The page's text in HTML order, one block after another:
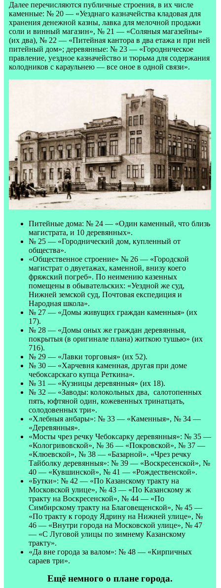
Далее перечисляются публичные строения, в их числе
каменные: № 20 — «Уезднаго казначейства кладовая для
хранения денежной казны, лавка для мелочной продажи
соли и винный магазин», № 21 — «Соляныя магазейны»
(их два), № 22 — «Питейная кантора в два етажа и при ней
питейный дом»; деревянные: № 23 — «Городническое
правление, уездное казначейство и тюрьма для содержания
колодников с караульнею — все оное в одной связи».
Питейные дома: № 24 — «Один каменный, что близь
магистрата, и 10 деревянных».
№ 25 — «Городнический дом, купленный от
общества».
«Общественное строение» № 26 — «Городской
магистрат о двуетажах, каменной, внизу коего
фряжский погреб». По неимению казенных
помещены в обывательских: «Уездной же суд,
Нижней земской суд, Почтовая експедиция и
Народная школа».
№ 27 — «Домы живущих граждан каменныя» (их
17).
№ 28 — «Домы оных же граждан деревянныя,
покрытыя (в оригинале плана) житкою тушью» (их
716).
№ 29 — «Лавки торговыя» (их 52).
№ 30 — «Харчевня каменная, другая при доме
чебоксарскаго купца Реткина».
№ 31 — «Кузницы деревянныя» (их 18).
№ 32 — «Заводы: колокольных два, салотопенных
пять, юфтяной один, кожевенных тринатцать,
солодовенных три».
«Хлебныя анбары»: № 33 — «Каменныя», № 34 —
«Деревянныя».
«Мосты чрез речку Чебоксарку деревянныя»: № 35 —
«Кологривовской», № 36 — «Покровской», № 37 —
«Клюевской», № 38 — «Базарной». «Чрез речку
Тайболку деревянныя»: № 39 — «Воскресенской», №
40 — «Кувшинской», № 41 — «Рождественской».
«Бутки»: № 42 — «По Казанскому тракту на
Московской улице», № 43 — «По Казанскому ж
тракту на Воскресенской», № 44 — «По
Симбирскому тракту на Благовещенской», № 45 —
«По тракту к городу Ядрину на Нижней улице», №
46 — «Внутри города на Московской улице», № 47
— «С Луговой улицы по зимнему Казанскому
тракту».
«Да вне города за валом»: № 48 — «Кирпичных
сараев три».
Ещё немного о плане города.